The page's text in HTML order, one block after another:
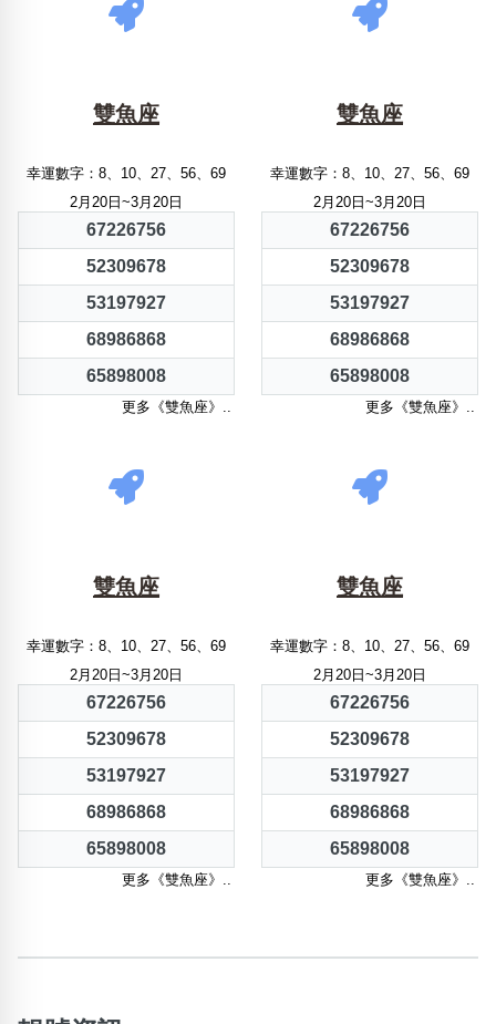
雙魚座
幸運數字：8、10、27、56、69
2月20日~3月20日
67226756
52309678
53197927
68986868
65898008
更多《雙魚座》..
雙魚座
幸運數字：8、10、27、56、69
2月20日~3月20日
67226756
52309678
53197927
68986868
65898008
更多《雙魚座》..
雙魚座
幸運數字：8、10、27、56、69
2月20日~3月20日
67226756
52309678
53197927
68986868
65898008
更多《雙魚座》..
雙魚座
幸運數字：8、10、27、56、69
2月20日~3月20日
67226756
52309678
53197927
68986868
65898008
更多《雙魚座》..